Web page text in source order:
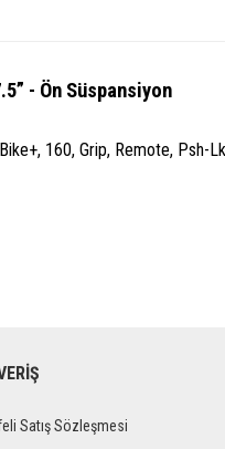
- Ön Süspansiyon
160, Grip, Remote,
Satış Sözleşmesi